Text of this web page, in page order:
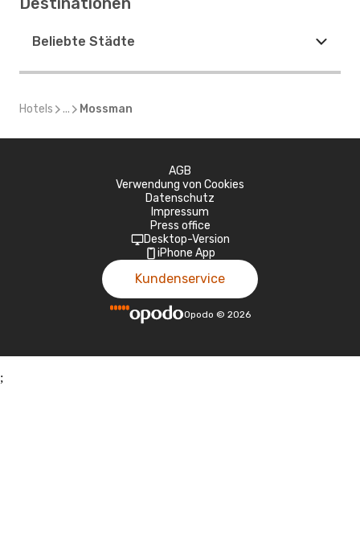
Beliebte Städte
Hotels ... Mossman
AGB
Verwendung von Cookies
Datenschutz
Impressum
Press office
Desktop-Version
iPhone App
Kundenservice
Opodo © 2026
;